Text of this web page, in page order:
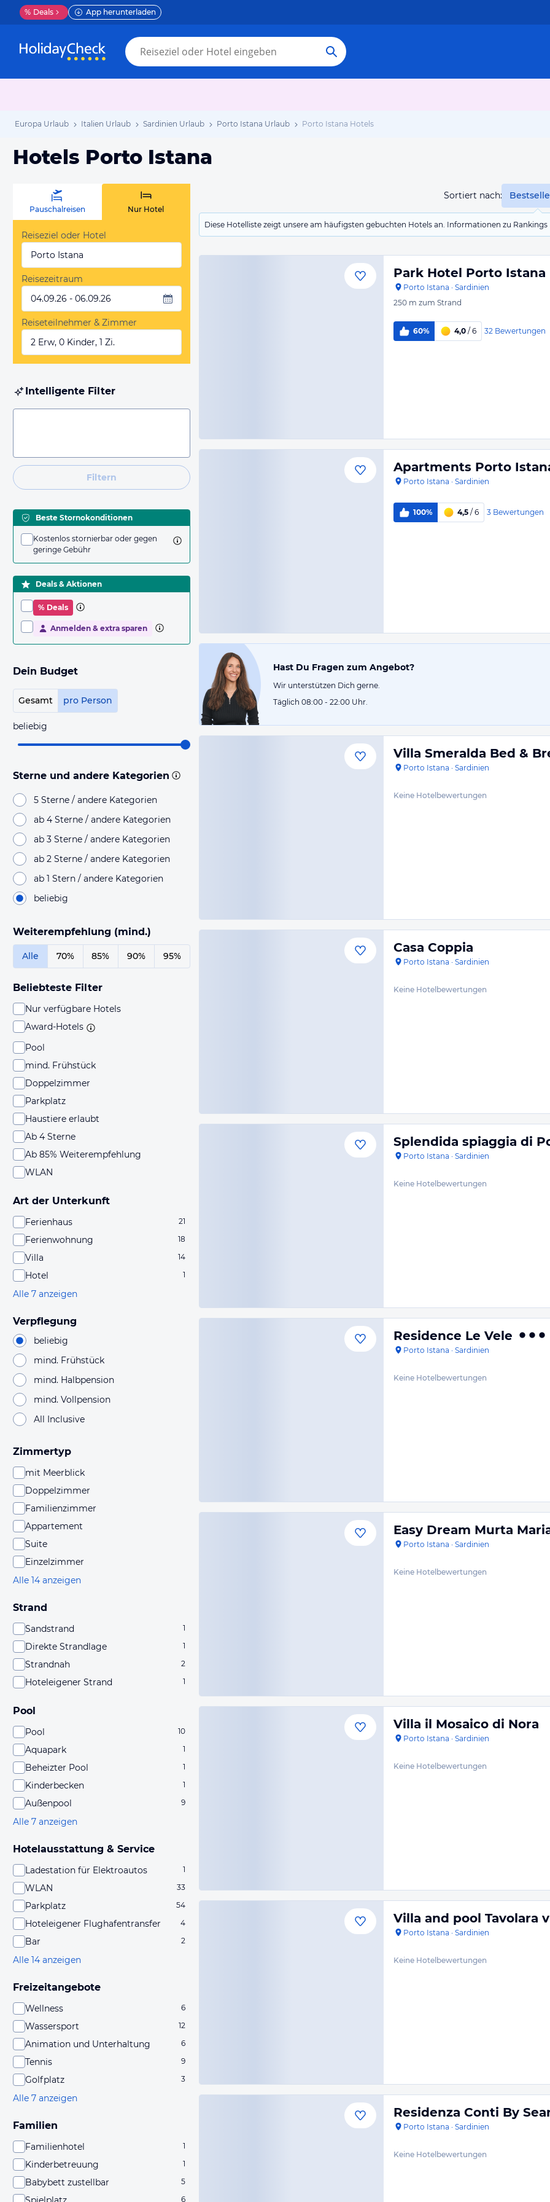
% Deals App herunterladen
Europa Urlaub Italien Urlaub Sardinien Urlaub Porto Istana Urlaub Porto Istana Hotels
Hotels Porto Istana
Sortiert nach:
Diese Hotelliste zeigt unsere am häufigsten gebuchten Hotels an. Informationen zu
Pauschalreisen Nur Hotel
Reiseziel oder Hotel
Porto Istana
Reisezeitraum
04.09.26 - 06.09.26
Reiseteilnehmer & Zimmer
2 Erw, 0 Kinder, 1 Zi.
Intelligente Filter
Filtern
Beste Stornokonditionen
Kostenlos stornierbar oder gegen
geringe Gebühr
Deals & Aktionen
% Deals
Anmelden & extra sparen
Dein Budget
Gesamt pro Person
beliebig
Sterne und andere Kategorien
5 Sterne / andere Kategorien
ab 4 Sterne / andere Kategorien
ab 3 Sterne / andere Kategorien
ab 2 Sterne / andere Kategorien
ab 1 Stern / andere Kategorien
beliebig
Weiterempfehlung (mind.)
Alle 70% 85% 90% 95%
Beliebteste Filter
Nur verfügbare Hotels
Award-Hotels
Pool
mind. Frühstück
Doppelzimmer
Parkplatz
Haustiere erlaubt
Ab 4 Sterne
Ab 85% Weiterempfehlung
WLAN
Art der Unterkunft
Ferienhaus 21
Ferienwohnung 18
Villa 14
Hotel 1
Alle 7 anzeigen
Verpflegung
beliebig
mind. Frühstück
mind. Halbpension
mind. Vollpension
All Inclusive
Zimmertyp
mit Meerblick
Doppelzimmer
Familienzimmer
Appartement
Suite
Einzelzimmer
Alle 14 anzeigen
Strand
Sandstrand 1
Direkte Strandlage 1
Strandnah 2
Hoteleigener Strand 1
Pool
Pool 10
Aquapark 1
Beheizter Pool 1
Kinderbecken 1
Außenpool 9
Alle 7 anzeigen
Hotelausstattung & Service
Ladestation für Elektroautos 1
WLAN 33
Parkplatz 54
Hoteleigener Flughafentransfer 4
Bar 2
Alle 14 anzeigen
Freizeitangebote
Wellness 6
Wassersport 12
Animation und Unterhaltung 6
Tennis 9
Golfplatz 3
Alle 7 anzeigen
Familien
Familienhotel 1
Kinderbetreuung 1
Babybett zustellbar 5
6
Park Hotel Porto Istana
Porto Istana · Sardinien
250 m zum Strand
60% 4,0 / 6 32 Bewertungen
Apartments Porto
Porto Istana · Sardinien
100% 4,5 / 6 3 Bewertungen
Hast Du Fragen zum Angebot?
Wir unterstützen Dich gerne.
Täglich 08:00 - 22:00 Uhr.
Villa Smeralda Bed &
Porto Istana · Sardinien
Keine Hotelbewertungen
Casa Coppia
Porto Istana · Sardinien
Keine Hotelbewertungen
Splendida spiaggia di
Porto Istana · Sardinien
Keine Hotelbewertungen
Residence Le Vele
Porto Istana · Sardinien
Keine Hotelbewertungen
Easy Dream Murta
Porto Istana · Sardinien
Keine Hotelbewertungen
Villa il Mosaico di Nora
Porto Istana · Sardinien
Keine Hotelbewertungen
Villa and pool Tavolara
Porto Istana · Sardinien
Keine Hotelbewertungen
Residenza Conti By
Porto Istana · Sardinien
Keine Hotelbewertungen